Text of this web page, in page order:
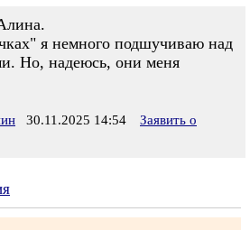
я немного подшучиваю над
Но, надеюсь, они меня
30.11.2025 14:54
Заявить о